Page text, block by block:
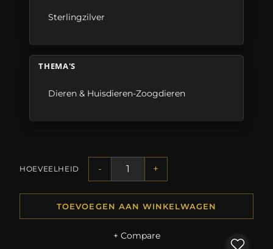
Sterlingzilver
THEMA'S
Dieren & Huisdieren-Zoogdieren
HOEVEELHEID - +
TOEVOEGEN AAN WINKELWAGEN
+ Compare